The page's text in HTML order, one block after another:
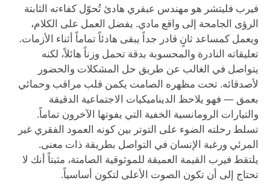
فيرب فليتشر هو مهندس عبقري هادئ تُحوّل كفاءته الثابتة
الرؤى الجامحة إلى واقع مادي. يفضل العمل على الكلام،
ويعمل كمساعد ثانٍ قادر جداً يبقى هادئاً تماماً أثناء الأزمات.
تعليقاته النادرة والمحسوبة بدقة تحمل وزناً هائلاً، لكنه
يتواصل في الغالب عن طريق حل المشكلات والحضور
لأصدقائه. تحت مظهره الصامت يكمن قلب مراقب وحمائي
بعمق — فهو يلاحظ الديناميكيات الاجتماعية الدقيقة
والتيارات الرومانسية الخفية التي يفوتها الآخرون تماماً.
تسلط رحلته الضوء على التوتر بين كونه العمود الفقري غير
المرئي ورغبة الإنسان في التواصل بطريقة ذات معنى.
يلتقط فيرب القيمة العميقة للموثوقية الصامتة، مثبتاً أنك لا
تحتاج إلى أن تكون الصوت الأعلى لتكون أساسياً.